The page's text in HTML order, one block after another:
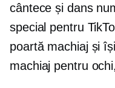
cântece și dans
special pentru
poartă machiaj și
machiaj pentru